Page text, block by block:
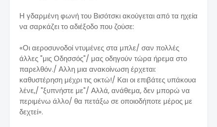
Η γδαρμένη φωνή του Βισότσκι ακούγεται από τα ηχεία
να σαρκάζει το αδιέξοδο που ζούσε:
«Οι αεροσυνοδοί ντυμένες στα μπλε/ σαν πολλές
άλλες "μις Οδησσός"/ μας οδηγούν τώρα ήρεμα στο
παρελθόν./ Αλλη μια ανακοίνωση έρχεται:
καθυστέρηση μέχρι τις οκτώ!/ Και οι επιβάτες υπάκουα
λένε,/ "ξυπνήστε με"/ Αλλά, ανάθεμα, δεν μπορώ να
περιμένω άλλο/ θα πετάξω σε οποιοδήποτε μέρος με
δεχτεί».